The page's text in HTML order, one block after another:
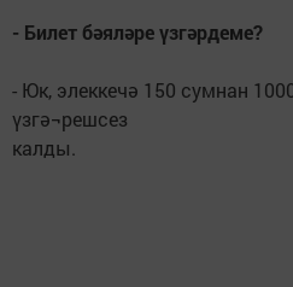
- Билет бәяләре үзгәрдеме?
- Юк, элеккечә 150 сумнан
үзгә¬решсез
калды.